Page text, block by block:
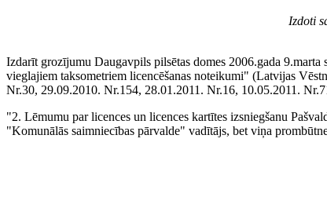
Izdoti
Izdarīt grozījumu Daugavpils pilsētas domes 2006.gada
vieglajiem taksometriem licencēšanas noteikumi" (Latvijas
Nr.30, 29.09.2010. Nr.154, 28.01.2011. Nr.16, 10.05.2011.
"2. Lēmumu par licences un licences kartītes izsniegšanu
"Komunālās saimniecības pārvalde" vadītājs, bet viņa